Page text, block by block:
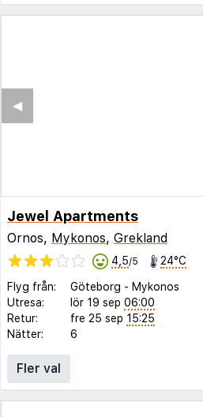
◀︎
Jewel Apartments
Ornos, Mykonos, Grekland
4,5/5 24°C
Flyg från: Göteborg - Mykonos
Utresa:
lör 19 sep 06:00
Retur:
fre 25 sep 15:25
Nätter:
6
Fler val